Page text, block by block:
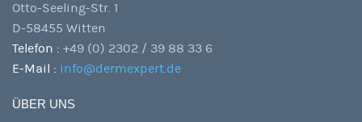
Otto-Seeling-Str. 1
D-58455 Witten
Telefon : +49 (0) 2302 / 39 88 33 6
E-Mail : info@dermexpert.de
ÜBER UNS